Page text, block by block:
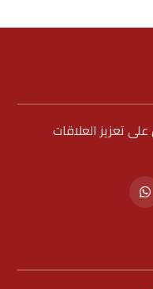
تعزيز العلاقات